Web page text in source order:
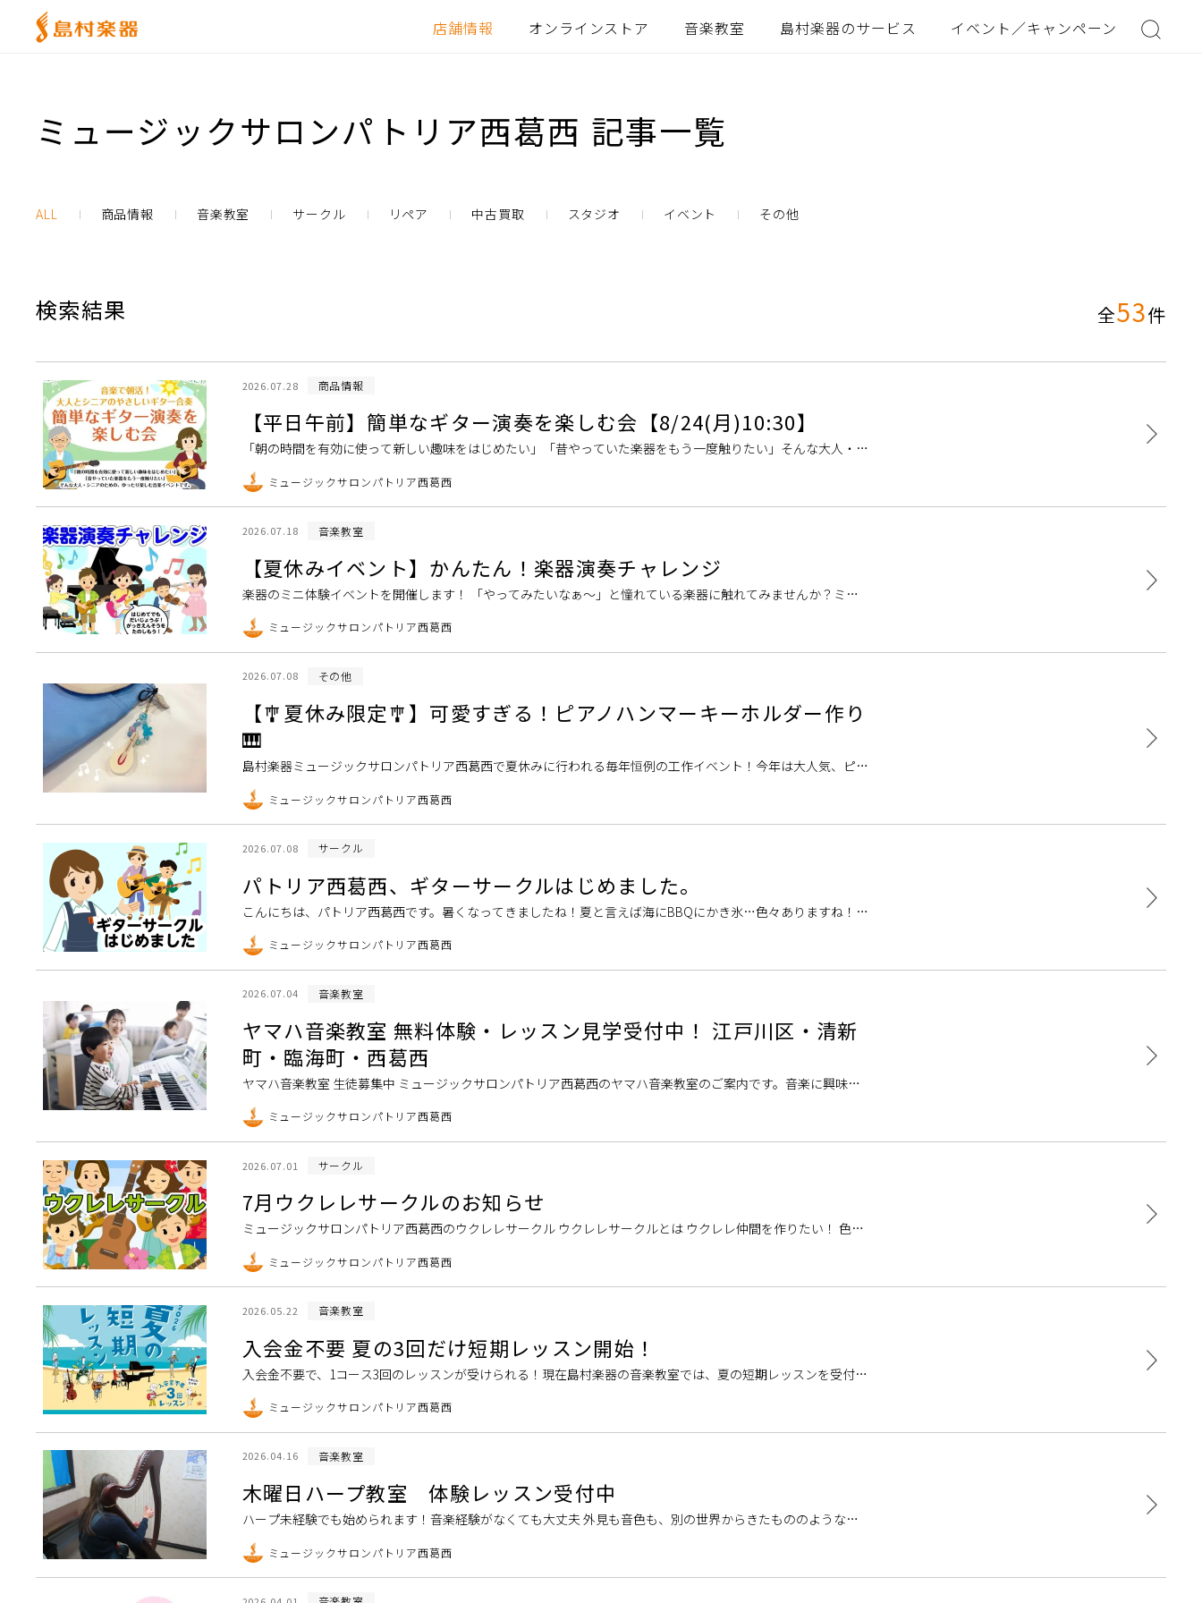
店舗情報 オンラインストア 音楽教室 島村楽器のサービス イベント／キャンペーン
ミュージックサロンパトリア西葛西 記事一覧
ALL 商品情報 音楽教室 サークル リペア 中古買取 スタジオ イベント その他
検索結果 全53件
2026.07.28 商品情報
【平日午前】簡単なギター演奏を楽しむ会【8/24(月)10:30】
「朝の時間を有効に使って新しい趣味をはじめたい」「昔やっていた楽器をもう一度触りたい」そんな大人・シ
ニアのための、ゆったり楽しむ音楽イベントです。スタッフと一緒に、簡単な曲を演奏しましょう！ギターを初
めて弾く方も大歓迎！ […]
ミュージックサロンパトリア西葛西
2026.07.18 音楽教室
【夏休みイベント】かんたん！楽器演奏チャレンジ
楽器のミニ体験イベントを開催します！ 「やってみたいなぁ～」と憧れている楽器に触れてみませんか？ミュ
ージックサロンパトリア西葛西のスタッフがマンツーマンで優しく教えます！初めて経験する楽器で簡単な曲に
チャレンジしてみまし […]
ミュージックサロンパトリア西葛西
2026.07.08 その他
【🎐夏休み限定🎐】可愛すぎる！ピアノハンマーキーホルダー作り
🎹
島村楽器ミュージックサロンパトリア西葛西で夏休みに行われる毎年恒例の工作イベント！今年は大人気、ピア
ノハンマーキーホルダー作りです！ アコースティックピアノの中に入っている「ハンマー」と、可愛いビーズ
を使って世界に一つだ […]
ミュージックサロンパトリア西葛西
2026.07.08 サークル
パトリア西葛西、ギターサークルはじめました。
こんにちは、パトリア西葛西です。暑くなってきましたね！夏と言えば海にBBQにかき氷…色々ありますね！皆
さん夏のご予定は立てましたか？🌞 ギターサークルはじめました！ パトリア西葛西には「ウクレレサークル」
というサークルが […]
ミュージックサロンパトリア西葛西
2026.07.04 音楽教室
ヤマハ音楽教室 無料体験・レッスン見学受付中！ 江戸川区・清新
町・臨海町・西葛西
ヤマハ音楽教室 生徒募集中 ミュージックサロンパトリア西葛西のヤマハ音楽教室のご案内です。音楽に興味が
ある方はぜひお気軽に体験レッスン・レッスン見学をお申込みください。 皆様にお会いできるのを講師・スタ
ッフ一同楽しみにし […]
ミュージックサロンパトリア西葛西
2026.07.01 サークル
7月ウクレレサークルのお知らせ
ミュージックサロンパトリア西葛西のウクレレサークル ウクレレサークルとは ウクレレ仲間を作りたい！ 色ん
な曲に挑戦してみたい！ などウクレレに興味がある方、どなたでも大歓迎です！テキストの課題曲やスタッフ
が用意した楽譜を […]
ミュージックサロンパトリア西葛西
2026.05.22 音楽教室
入会金不要 夏の3回だけ短期レッスン開始！
入会金不要で、1コース3回のレッスンが受けられる！現在島村楽器の音楽教室では、夏の短期レッスンを受付中
です。 楽器経験者の方だけでなく、「自宅で過ごす時間を楽しむため楽器を買ったけど、どんな練習をしてよい
のか分からない」 […]
ミュージックサロンパトリア西葛西
2026.04.16 音楽教室
木曜日ハープ教室 体験レッスン受付中
ハープ未経験でも始められます！音楽経験がなくても大丈夫 外見も音色も、別の世界からきたもののような美
しさ、優雅さを持つハープ。ハープの中でも手頃な大きさのアイリッシュハープは、はるか昔のヨーロッパで吟
遊詩人によって広めら […]
ミュージックサロンパトリア西葛西